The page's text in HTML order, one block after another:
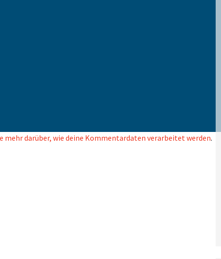
mehr darüber, wie deine Kommentardaten verarbeitet werden.